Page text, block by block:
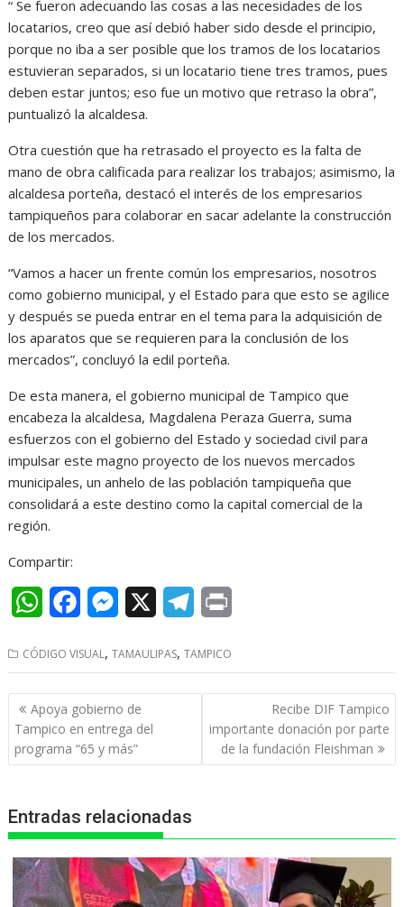
“ Se fueron adecuando las cosas a las necesidades de los
locatarios, creo que así debió haber sido desde el principio,
porque no iba a ser posible que los tramos de los locatarios
estuvieran separados, si un locatario tiene tres tramos, pues
deben estar juntos; eso fue un motivo que retraso la obra”,
puntualizó la alcaldesa.
Otra cuestión que ha retrasado el proyecto es la falta de
mano de obra calificada para realizar los trabajos; asimismo, la
alcaldesa porteña, destacó el interés de los empresarios
tampiqueños para colaborar en sacar adelante la construcción
de los mercados.
“Vamos a hacer un frente común los empresarios, nosotros
como gobierno municipal, y el Estado para que esto se agilice
y después se pueda entrar en el tema para la adquisición de
los aparatos que se requieren para la conclusión de los
mercados”, concluyó la edil porteña.
De esta manera, el gobierno municipal de Tampico que
encabeza la alcaldesa, Magdalena Peraza Guerra, suma
esfuerzos con el gobierno del Estado y sociedad civil para
impulsar este magno proyecto de los nuevos mercados
municipales, un anhelo de las población tampiqueña que
consolidará a este destino como la capital comercial de la
región.
Compartir:
W
a
t
s
A
p
c
e
b
o
k
M
s
s
e
n
e
l
e
n
t
CÓDIGO VISUAL,TAMAULIPAS,TAMPICO
Navegación
de
entradas
Apoya gobierno de
Tampico en entrega del
programa “65 y más”
Recibe DIF Tampico
importante donación por parte
de la fundación Fleishman
Entradas relacionadas